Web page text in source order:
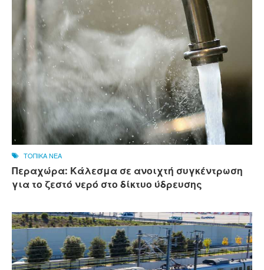
ΤΟΠΙΚΑ ΝΕΑ
Περαχώρα: Κάλεσμα σε ανοιχτή συγκέντρωση
για το ζεστό νερό στο δίκτυο ύδρευσης